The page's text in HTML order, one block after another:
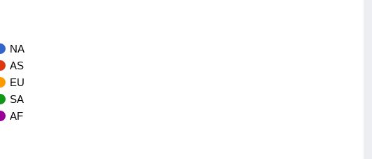
NA
AS
EU
SA
AF